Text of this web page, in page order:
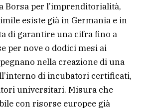
Borsa per l’imprenditorialità,
esiste già in Germania e in
di garantire una cifra fino a
per nove o dodici mesi ai
nella creazione di una
di incubatori certificati,
universitari. Misura che
con risorse europee già